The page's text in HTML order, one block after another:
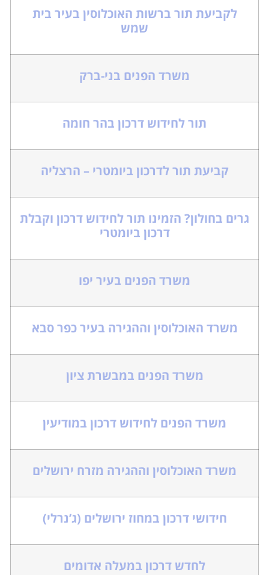
לקביעת תור ברשות האוכלוסין בעיר בית
שמש
משרד הפנים בני-ברק
תור לחידוש דרכון בהר חומה
קביעת תור לדרכון ביומטרי – הרצליה
גרים בחולון? הזמינו תור לחידוש דרכון וקבלת
דרכון ביומטרי
משרד הפנים בעיר יפו
משרד האוכלוסין וההגירה בעיר כפר סבא
משרד הפנים במבשרת ציון
משרד הפנים לחידוש דרכון במודיעין
משרד האוכלוסין וההגירה מזרח ירושלים
חידושי דרכון במחוז ירושלים (ג’נרלי)
לחדש דרכון במעלה אדומים